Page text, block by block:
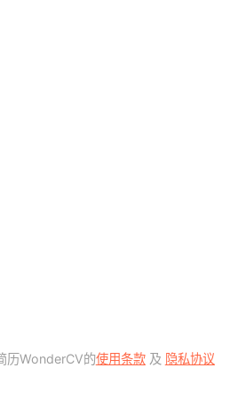
历WonderCV的使用条款及 隐私协议